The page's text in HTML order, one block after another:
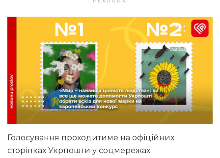
Голосування проходитиме на офіційних
сторінках Укрпошти у соцмережах: